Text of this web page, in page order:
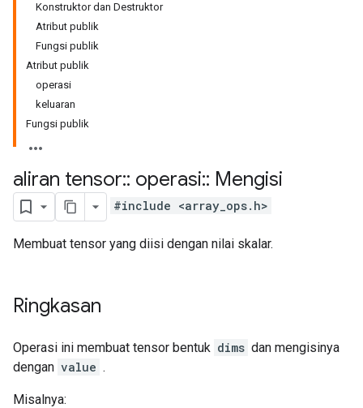
Konstruktor dan Destruktor
Atribut publik
Fungsi publik
Atribut publik
operasi
keluaran
Fungsi publik
aliran tensor:: operasi:: Mengisi
#include <array_ops.h>
Membuat tensor yang diisi dengan nilai skalar.
Ringkasan
Operasi ini membuat tensor bentuk dims dan mengisinya
dengan value .
Misalnya: